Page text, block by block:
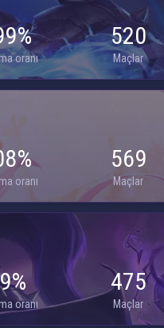
oranı
520
Maçlar
oranı
569
Maçlar
oranı
475
Maçlar